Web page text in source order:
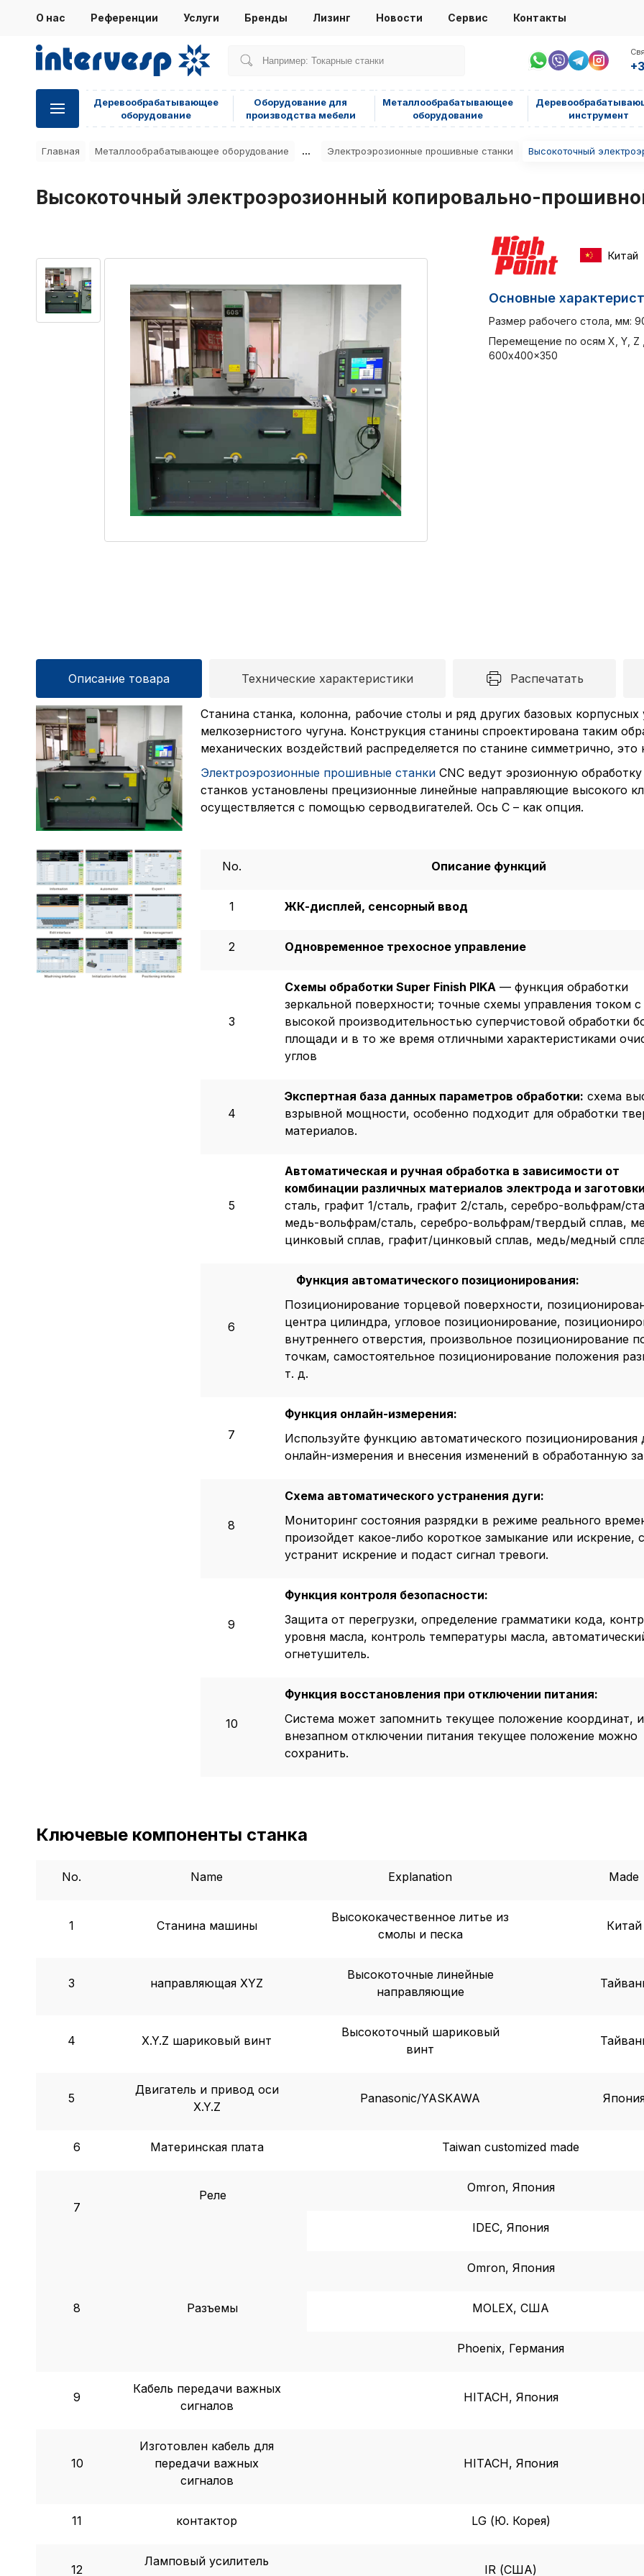
О нас Референции Услуги Бренды Лизинг Новости Сервис Контакты
Деревообрабатывающее
оборудование
Оборудование для
производства мебели
Металлообрабатывающее
оборудование
инструмент
Главная Металлообрабатывающее оборудование ... Электроэрозионные прошивные станки Высокоточный
Высокоточный электроэрозионный копировально-
Китай
Основные
Размер рабочего стола, мм:
Перемещение по осям X, Y, Z
600x400x350
Описание товара Технические характеристики Распечатать
Станина станка, колонна, рабочие столы и ряд других базовых
мелкозернистого чугуна. Конструкция станины спроектирована таким
механических воздействий распределяется по станине симметрично,
Электроэрозионные прошивные станкиCNC ведут эрозионную
станков установлены прецизионные линейные направляющие высокого
осуществляется с помощью серводвигателей. Ось С – как опция.
No. Описание функций
1 ЖК-дисплей, сенсорный ввод
2 Одновременное трехосное управление
3
Схемы обработки Super Finish PIKA — функция обработки
зеркальной поверхности; точные схемы управления током с
высокой производительностью суперчистовой обработки
площади и в то же время отличными характеристиками
углов
4
Экспертная база данных параметров обработки: схема
взрывной мощности, особенно подходит для обработки
материалов.
5
Автоматическая и ручная обработка в зависимости от
комбинации различных материалов электрода и
сталь, графит 1/сталь, графит 2/сталь, серебро-вольфрам/
медь-вольфрам/сталь, серебро-вольфрам/твердый сплав,
цинковый сплав, графит/цинковый сплав, медь/медный
6
Функция автоматического позиционирования:
Позиционирование торцевой поверхности,
центра цилиндра, угловое позиционирование,
внутреннего отверстия, произвольное позиционирование
точкам, самостоятельное позиционирование положения
т. д.
7
Функция онлайн-измерения:
Используйте функцию автоматического позиционирования
онлайн-измерения и внесения изменений в обработанную
8
Схема автоматического устранения дуги:
Мониторинг состояния разрядки в режиме реального
произойдет какое-либо короткое замыкание или искрение,
устранит искрение и подаст сигнал тревоги.
9
Функция контроля безопасности:
Защита от перегрузки, определение грамматики кода,
уровня масла, контроль температуры масла,
огнетушитель.
10
Функция восстановления при отключении питания:
Система может запомнить текущее положение координат,
внезапном отключении питания текущее положение можно
сохранить.
Ключевые компоненты станка
No. Name Explanation Made
1 Станина машины
Высококачественное литье из
смолы и песка
Китай
3 направляющая XYZ
Высокоточные линейные
направляющие
4 X.Y.Z шариковый винт
Высокоточный шариковый
винт
5
Двигатель и привод оси
X.Y.Z
Panasonic/YASKAWA
6 Материнская плата Taiwan customized made
7
Реле
Omron, Япония
IDEC, Япония
8 Разъемы
Omron, Япония
MOLEX, США
Phoenix, Германия
9
Кабель передачи важных
сигналов
HITACH, Япония
10
Изготовлен кабель для
передачи важных
сигналов
HITACH, Япония
11 контактор LG (Ю. Корея)
12
Ламповый усилитель
IR (США)
cookie (в т.ч.
можете
страницы